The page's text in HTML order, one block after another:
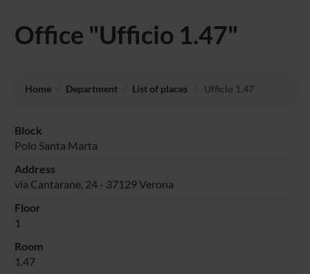
Office "Ufficio 1.47"
Home Department List of places Ufficio 1.47
Block
Polo Santa Marta
Address
via Cantarane, 24 - 37129 Verona
Floor
1
Room
1.47